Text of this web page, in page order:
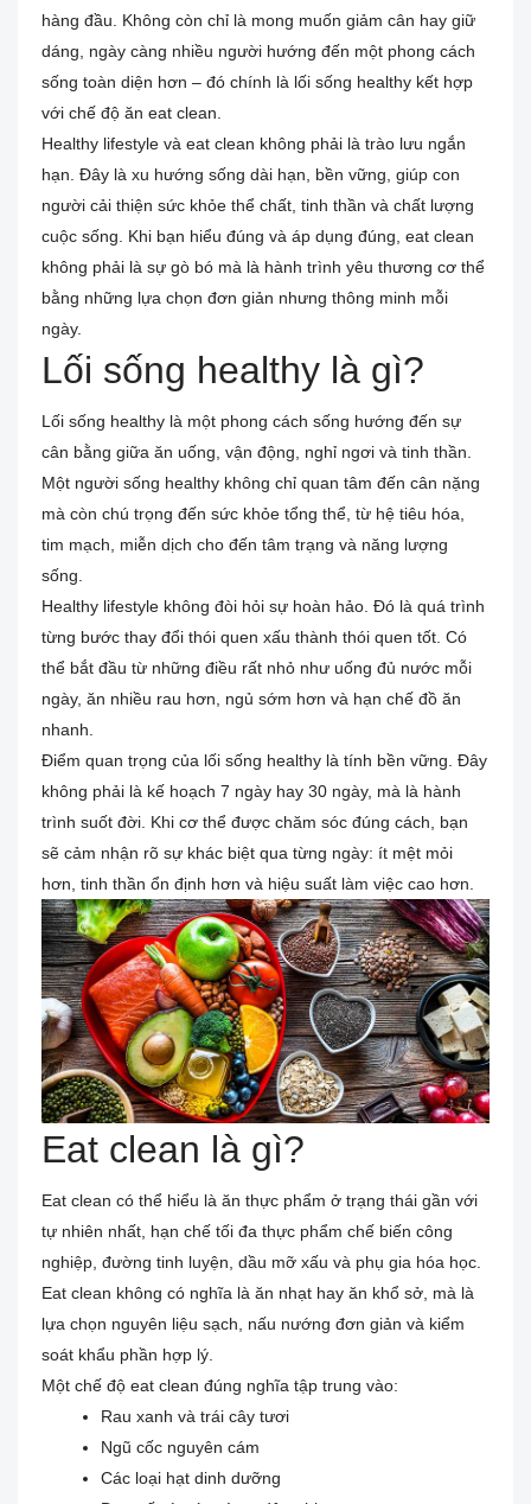
hàng đầu. Không còn chỉ là mong muốn giảm cân hay giữ
dáng, ngày càng nhiều người hướng đến một phong cách
sống toàn diện hơn – đó chính là lối sống healthy kết hợp
với chế độ ăn eat clean.
Healthy lifestyle và eat clean không phải là trào lưu ngắn
hạn. Đây là xu hướng sống dài hạn, bền vững, giúp con
người cải thiện sức khỏe thể chất, tinh thần và chất lượng
cuộc sống. Khi bạn hiểu đúng và áp dụng đúng, eat clean
không phải là sự gò bó mà là hành trình yêu thương cơ thể
bằng những lựa chọn đơn giản nhưng thông minh mỗi
ngày.
Lối sống healthy là gì?
Lối sống healthy là một phong cách sống hướng đến sự
cân bằng giữa ăn uống, vận động, nghỉ ngơi và tinh thần.
Một người sống healthy không chỉ quan tâm đến cân nặng
mà còn chú trọng đến sức khỏe tổng thể, từ hệ tiêu hóa,
tim mạch, miễn dịch cho đến tâm trạng và năng lượng
sống.
Healthy lifestyle không đòi hỏi sự hoàn hảo. Đó là quá trình
từng bước thay đổi thói quen xấu thành thói quen tốt. Có
thể bắt đầu từ những điều rất nhỏ như uống đủ nước mỗi
ngày, ăn nhiều rau hơn, ngủ sớm hơn và hạn chế đồ ăn
nhanh.
Điểm quan trọng của lối sống healthy là tính bền vững. Đây
không phải là kế hoạch 7 ngày hay 30 ngày, mà là hành
trình suốt đời. Khi cơ thể được chăm sóc đúng cách, bạn
sẽ cảm nhận rõ sự khác biệt qua từng ngày: ít mệt mỏi
hơn, tinh thần ổn định hơn và hiệu suất làm việc cao hơn.
Eat clean là gì?
Eat clean có thể hiểu là ăn thực phẩm ở trạng thái gần với
tự nhiên nhất, hạn chế tối đa thực phẩm chế biến công
nghiệp, đường tinh luyện, dầu mỡ xấu và phụ gia hóa học.
Eat clean không có nghĩa là ăn nhạt hay ăn khổ sở, mà là
lựa chọn nguyên liệu sạch, nấu nướng đơn giản và kiểm
soát khẩu phần hợp lý.
Một chế độ eat clean đúng nghĩa tập trung vào:
Rau xanh và trái cây tươi
Ngũ cốc nguyên cám
Các loại hạt dinh dưỡng